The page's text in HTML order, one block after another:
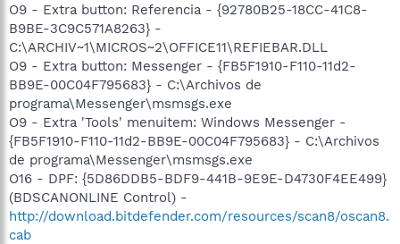
O9 - Extra button: Referencia - {92780B25-18CC-41C8-
B9BE-3C9C571A8263} -
C:\ARCHIV~1\MICROS~2\OFFICE11\REFIEBAR.DLL
O9 - Extra button: Messenger - {FB5F1910-F110-11d2-
BB9E-00C04F795683} - C:\Archivos de
programa\Messenger\msmsgs.exe
O9 - Extra 'Tools' menuitem: Windows Messenger -
{FB5F1910-F110-11d2-BB9E-00C04F795683} - C:\Archivos
de programa\Messenger\msmsgs.exe
O16 - DPF: {5D86DDB5-BDF9-441B-9E9E-D4730F4EE499}
(BDSCANONLINE Control) -
http://download.bitdefender.com/resources/scan8/oscan8.
cab